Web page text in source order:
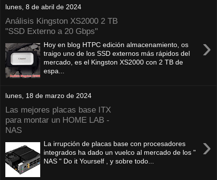
lunes, 8 de abril de 2024
Análisis Kingston XS2000 2 TB
"SSD Externo a 20 Gbps"
›
Hoy en blog HTPC edición almacenamiento, os
traigo uno de los SSD externos más rápidos del
mercado, es el Kingston XS2000 con 2 TB de
espa...
lunes, 18 de marzo de 2024
Las mejores placas base ITX
para montar un HOME LAB -
NAS
›
La irrupción de placas base con procesadores
integrados ha dado un vuelco al mercado de los "
NAS " Do it Yourself , y sobre todo...